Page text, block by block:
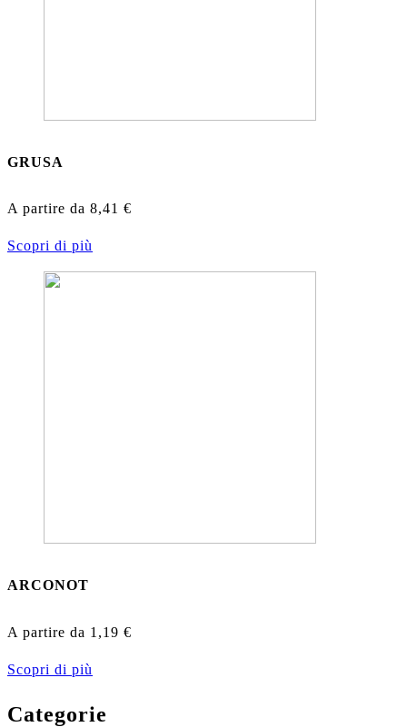
GRUSA
A partire da 8,41 €
Scopri di più
ARCONOT
A partire da 1,19 €
Scopri di più
Categorie